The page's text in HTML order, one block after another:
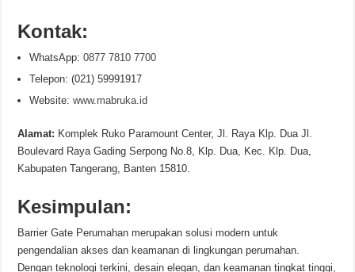
Kontak:
WhatsApp:0877 7810 7700
Telepon: (021) 59991917
Website:www.mabruka.id
Alamat: Komplek Ruko Paramount Center, Jl. Raya Klp. Dua Jl.
Boulevard Raya Gading Serpong No.8, Klp. Dua, Kec. Klp. Dua,
Kabupaten Tangerang, Banten 15810.
Kesimpulan:
Barrier Gate Perumahan merupakan solusi modern untuk
pengendalian akses dan keamanan di lingkungan perumahan.
Dengan teknologi terkini, desain elegan, dan keamanan tingkat tinggi,